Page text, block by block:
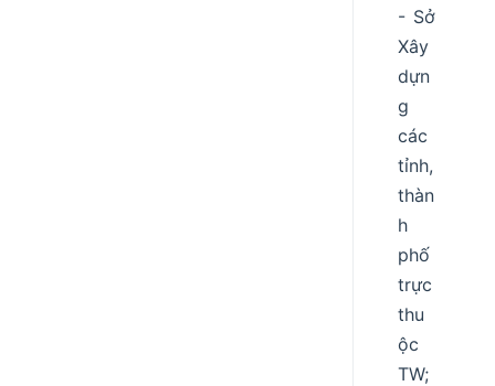
- Sở
Xây
dựn
g
các
tỉnh,
thàn
h
phố
trực
thu
ộc
TW;